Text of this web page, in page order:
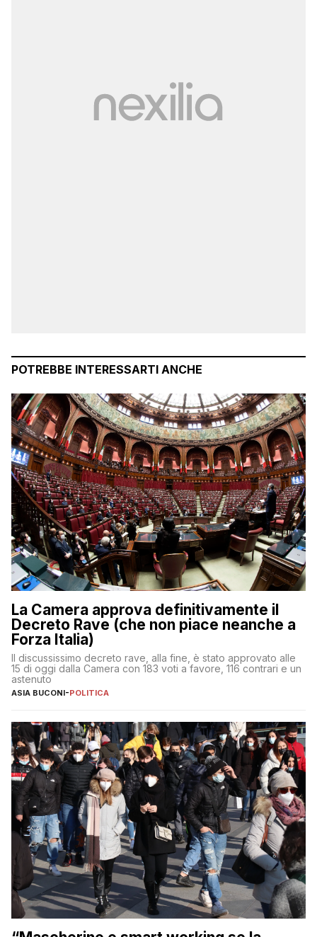
POTREBBE INTERESSARTI ANCHE
La Camera approva definitivamente il
Decreto Rave (che non piace neanche a
Forza Italia)
Il discussissimo decreto rave, alla fine, è stato approvato alle
15 di oggi dalla Camera con 183 voti a favore, 116 contrari e un
astenuto
ASIA BUCONI-POLITICA